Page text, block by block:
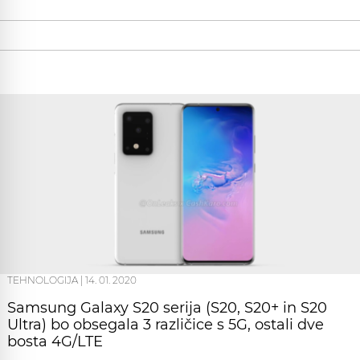
TEHNOLOGIJA | 14. 01. 2020
Samsung Galaxy S20 serija (S20, S20+ in S20
Ultra) bo obsegala 3 različice s 5G, ostali dve
bosta 4G/LTE